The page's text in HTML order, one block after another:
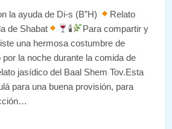
la ayuda de Di-s (B”H)
Relato
de Shabat
🕯
Para compartir y
una hermosa costumbre de
la noche durante la comida de
jasídico del Baal Shem Tov.Esta
para una buena provisión, para